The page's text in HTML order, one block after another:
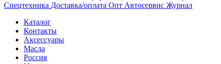
Спецтехника Доставка/оплата Опт Автосервис Журнал
Каталог
Контакты
Аксессуары
Масла
Россия